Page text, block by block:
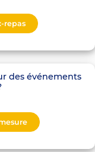
repas
des événements